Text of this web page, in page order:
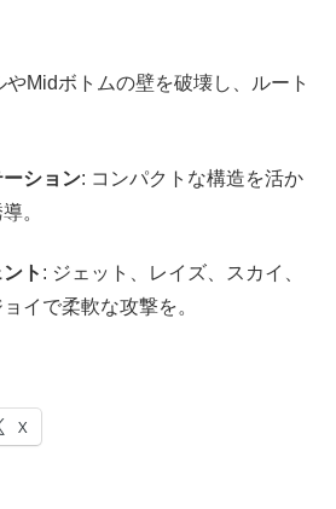
やMidボトムの壁を破壊し、ルート
ション: コンパクトな構造を活か
。
ト : ジェット、レイズ、スカイ、
イで柔軟な攻撃を。
X